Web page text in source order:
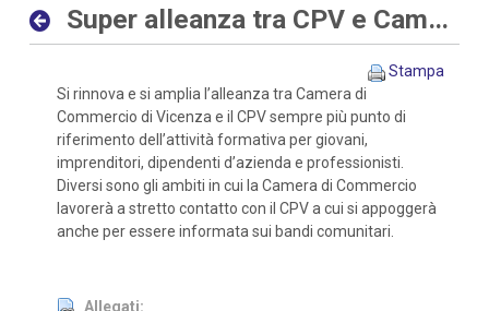
Super alleanza tra CPV e Camera di Commercio di Vicenza
Stampa
Si rinnova e si amplia l’alleanza tra Camera di
Commercio di Vicenza e il CPV sempre più punto di
riferimento dell’attività formativa per giovani,
imprenditori, dipendenti d’azienda e professionisti.
Diversi sono gli ambiti in cui la Camera di Commercio
lavorerà a stretto contatto con il CPV a cui si appoggerà
anche per essere informata sui bandi comunitari.
Allegati: